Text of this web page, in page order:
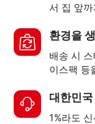
서 집 앞
환경을
배송 시
이스팩 등
대한민
1%라도